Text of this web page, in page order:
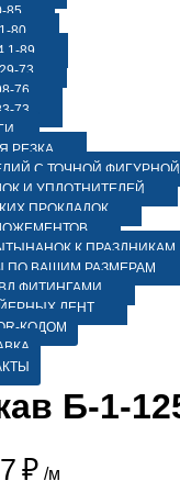
85
80
89
73
76
73
РЕЗКА
С ТОЧНОЙ ФИГУРНОЙ
И УПЛОТНИТЕЛЕЙ
ПРОКЛАДОК
К ПРАЗДНИКАМ
ПО ВАШИМ РАЗМЕРАМ
ФИТИНГАМИ
ЛЕНТ
КОДОМ
Б-1-
₽ /м